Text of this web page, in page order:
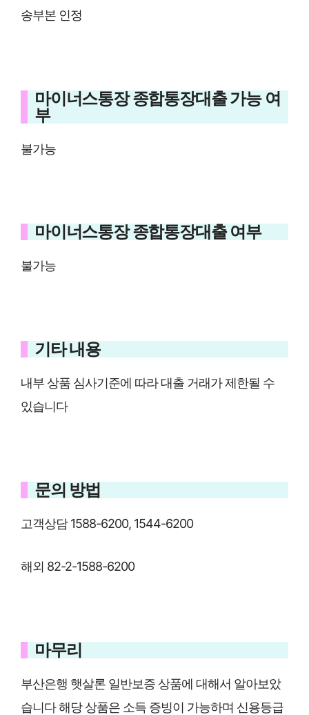
송부본 인정
마이너스통장 종합통장대출 가능 여
부
불가능
마이너스통장 종합통장대출 여부
불가능
기타 내용
내부 상품 심사기준에 따라 대출 거래가 제한될 수
있습니다
문의 방법
고객상담 1588-6200, 1544-6200
해외 82-2-1588-6200
마무리
부산은행 햇살론 일반보증 상품에 대해서 알아보았
습니다 해당 상품은 소득 증빙이 가능하며 신용등급